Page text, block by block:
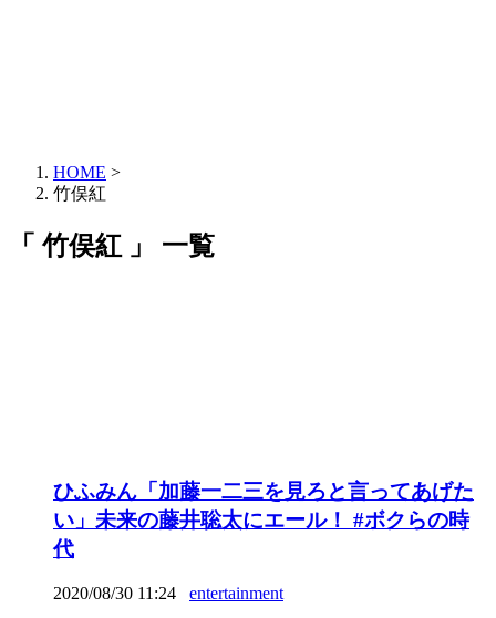
HOME >
竹俣紅
「 竹俣紅 」 一覧
ひふみん「加藤一二三を見ろと言ってあげた
い」未来の藤井聡太にエール！ #ボクらの時
代
2020/08/30 11:24 entertainment